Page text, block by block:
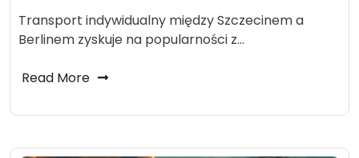
Transport indywidualny między Szczecinem a
Berlinem zyskuje na popularności z…
Read More